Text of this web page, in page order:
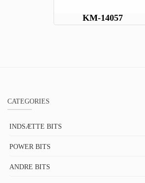
KM-14057
CATEGORIES
INDSÆTTE BITS
POWER BITS
ANDRE BITS